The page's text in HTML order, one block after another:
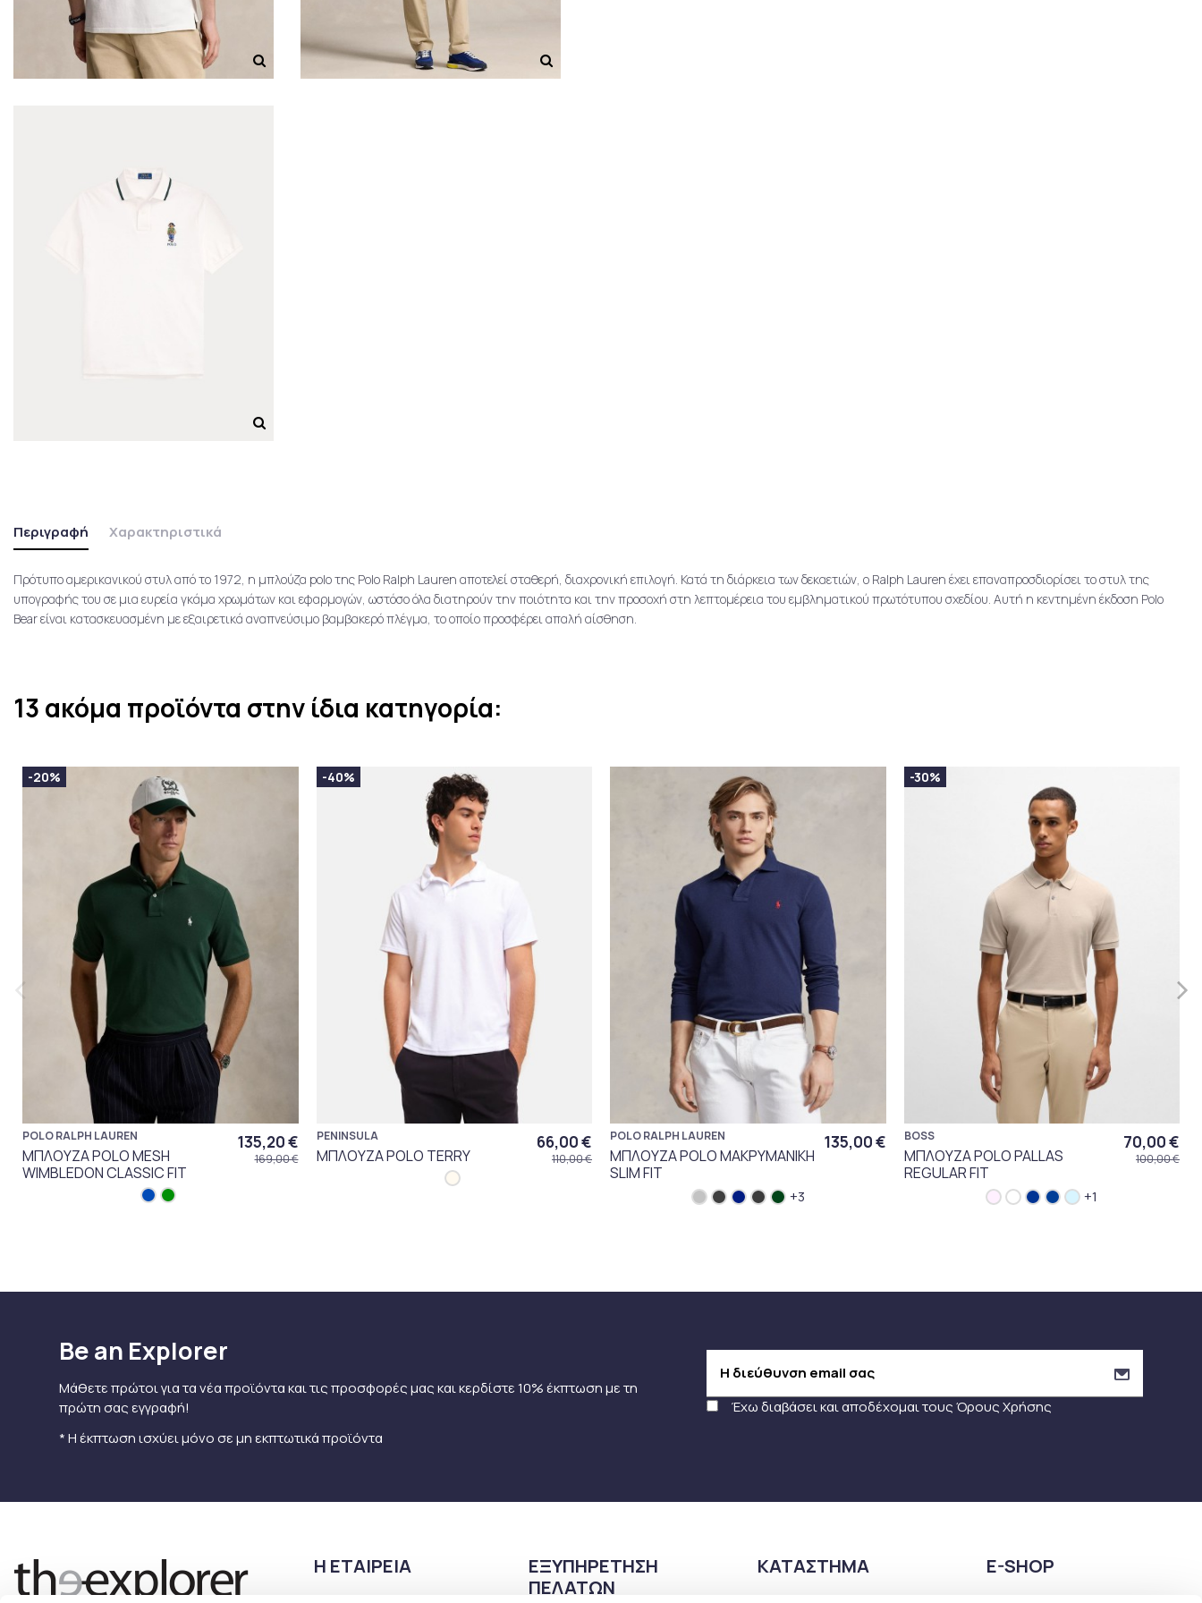
Περιγραφή Χαρακτηριστικά
Πρότυπο αμερικανικού στυλ από το 1972, η μπλούζα polo της Polo Ralph Lauren αποτελεί σταθερή, διαχρονική επιλογή. Κατά τη διάρκεια των δεκαετιών, ο Ralph Lauren έχει επαναπροσδιορίσει το στυλ της
υπογραφής του σε μια ευρεία γκάμα χρωμάτων και εφαρμογών, ωστόσο όλα διατηρούν την ποιότητα και την προσοχή στη λεπτομέρεια του εμβληματικού πρωτότυπου σχεδίου. Αυτή η κεντημένη έκδοση Polo
Bear είναι κατασκευασμένη με εξαιρετικά αναπνεύσιμο βαμβακερό πλέγμα, το οποίο προσφέρει απαλή αίσθηση.
13 ακόμα προϊόντα στην ίδια κατηγορία:
-20%
POLO RALPH LAUREN
ΜΠΛΟΥΖΑ POLO MESH
WIMBLEDON CLASSIC FIT
135,20 €
169,00 €
-40%
PENINSULA
ΜΠΛΟΥΖΑ POLO TERRY
66,00 €
110,00 €
POLO RALPH LAUREN
ΜΠΛΟΥΖΑ POLO ΜΑΚΡΥΜΑΝΙΚΗ
SLIM FIT
135,00 €
+3
-30%
BOSS
ΜΠΛΟΥΖΑ POLO PALLAS
REGULAR FIT
70,00 €
100,00 €
+1
Be an Explorer
Μάθετε πρώτοι για τα νέα προϊόντα και τις προσφορές μας και κερδίστε 10% έκπτωση με τη
πρώτη σας εγγραφή!
* Η έκπτωση ισχύει μόνο σε μη εκπτωτικά προϊόντα
Έχω διαβάσει και αποδέχομαι τουςΌρους Χρήσης
Η ΕΤΑΙΡΕΙΑ
ΕΞΥΠΗΡΕΤΗΣΗ
ΠΕΛΑΤΩΝ
ΚΑΤΑΣΤΗΜΑ E-SHOP